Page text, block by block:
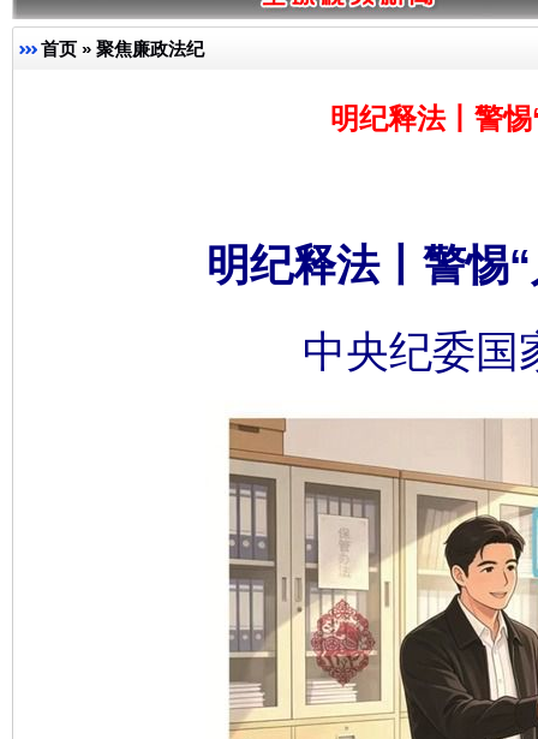
首页 » 聚焦廉政法纪
明纪释法丨警
明纪释法丨警惕
中央纪委国